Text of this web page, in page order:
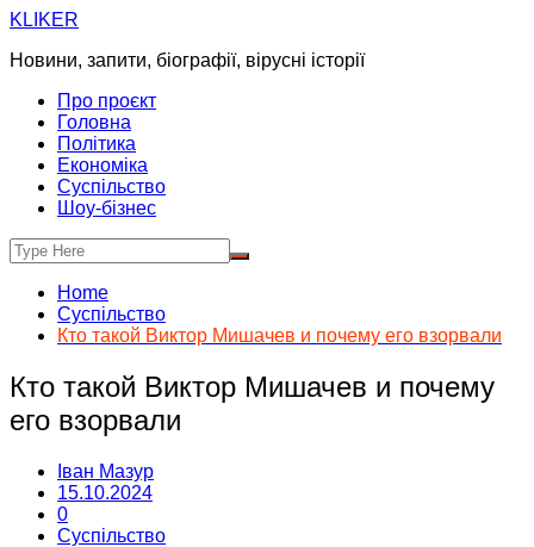
Skip
content
KLIKER
Новини, запити, біографії, вірусні історії
Про проєкт
Головна
Політика
Економіка
Суспільство
Шоу-бізнес
Home
Суспільство
Кто такой Виктор Мишачев и почему его взорвали
Кто такой Виктор Мишачев и почему
его взорвали
Іван Мазур
15.10.2024
0
Суспільство